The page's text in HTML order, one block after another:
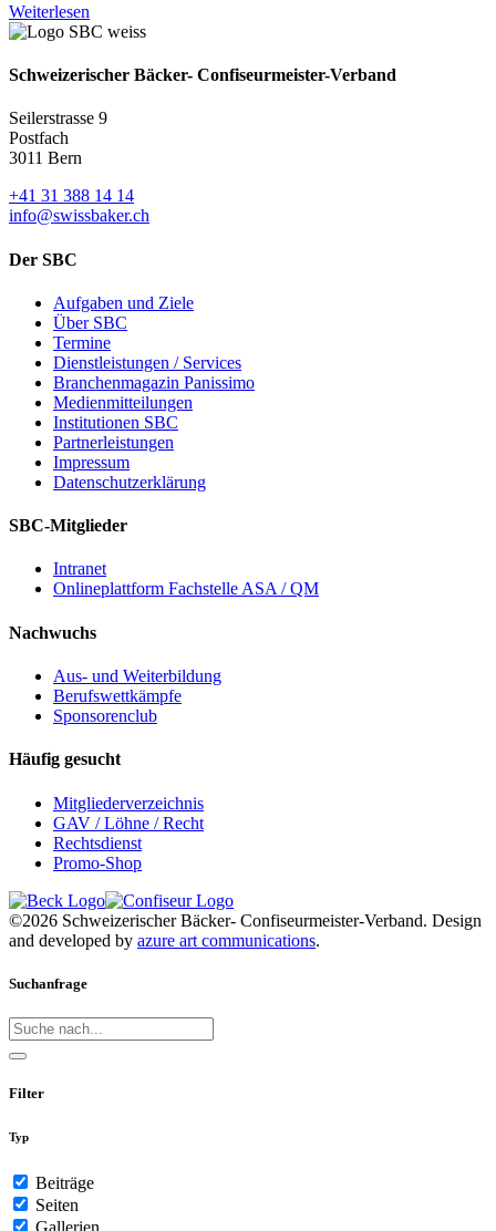
Weiterlesen
Schweizerischer Bäcker- Confiseurmeister-Verband
Seilerstrasse 9
Postfach
3011 Bern
+41 31 388 14 14
info@swissbaker.ch
Der SBC
Aufgaben und Ziele
Über SBC
Termine
Dienstleistungen / Services
Branchenmagazin Panissimo
Medienmitteilungen
Institutionen SBC
Partnerleistungen
Impressum
Datenschutzerklärung
SBC-Mitglieder
Intranet
Onlineplattform Fachstelle ASA / QM
Nachwuchs
Aus- und Weiterbildung
Berufswettkämpfe
Sponsorenclub
Häufig gesucht
Mitgliederverzeichnis
GAV / Löhne / Recht
Rechtsdienst
Promo-Shop
©2026 Schweizerischer Bäcker- Confiseurmeister-Verband. Design
and developed by azure art communications.
Suchanfrage
Filter
Typ
Beiträge
Seiten
Gallerien